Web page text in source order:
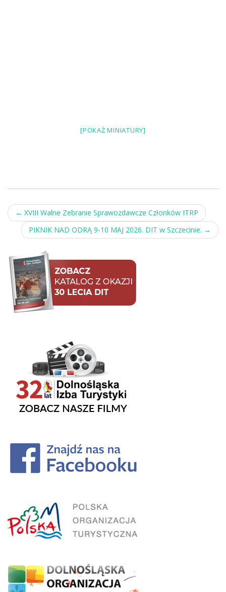
[POKAŻ MINIATURY]
Post
navigation
← XVIII Walne Zebranie Sprawozdawcze Członków ITRP
PIKNIK NAD ODRĄ 9-10 MAJ 2026. DIT w Szczecinie. →